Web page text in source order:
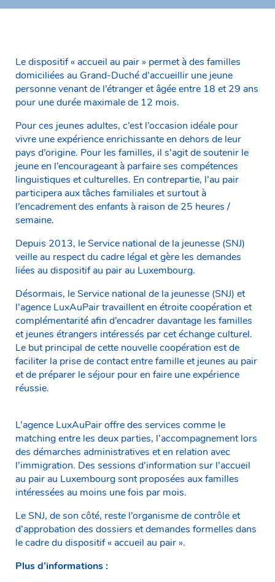
Le dispositif « accueil au pair » permet à des familles
domiciliées au Grand-Duché d’accueillir une jeune
personne venant de l’étranger et âgée entre 18 et 29 ans
pour une durée maximale de 12 mois.
Pour ces jeunes adultes, c’est l’occasion idéale pour
vivre une expérience enrichissante en dehors de leur
pays d’origine. Pour les familles, il s’agit de soutenir le
jeune en l’encourageant à parfaire ses compétences
linguistiques et culturelles. En contrepartie, l’au pair
participera aux tâches familiales et surtout à
l’encadrement des enfants à raison de 25 heures /
semaine.
Depuis 2013, le Service national de la jeunesse (SNJ)
veille au respect du cadre légal et gère les demandes
liées au dispositif au pair au Luxembourg.
Désormais, le Service national de la jeunesse (SNJ) et
l’agence LuxAuPair travaillent en étroite coopération et
complémentarité afin d’encadrer davantage les familles
et jeunes étrangers intéressés par cet échange culturel.
Le but principal de cette nouvelle coopération est de
faciliter la prise de contact entre famille et jeunes au pair
et de préparer le séjour pour en faire une expérience
réussie.
L’agence LuxAuPair offre des services comme le
matching entre les deux parties, l’accompagnement lors
des démarches administratives et en relation avec
l’immigration. Des sessions d’information sur l’accueil
au pair au Luxembourg sont proposées aux familles
intéressées au moins une fois par mois.
Le SNJ, de son côté, reste l’organisme de contrôle et
d’approbation des dossiers et demandes formelles dans
le cadre du dispositif « accueil au pair ».
Plus d’informations :